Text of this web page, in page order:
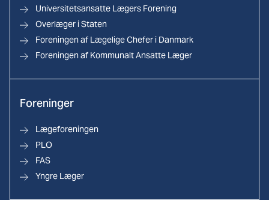
Universitetsansatte Lægers Forening
Overlæger i Staten
Foreningen af Lægelige Chefer i Danmark
Foreningen af Kommunalt Ansatte Læger
Foreninger
Lægeforeningen
PLO
FAS
Yngre Læger